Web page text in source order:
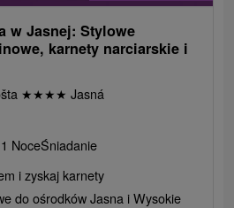
w Jasnej: Stylowe
karnety narciarskie i
★★★★ Jasná
NoceŚniadanie
i zyskaj karnety
do ośrodków Jasna i Wysokie